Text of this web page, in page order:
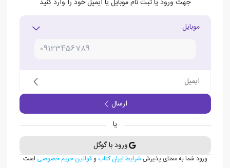
جهت ورود یا ثبت نام موبایل یا ایمیل خود را وارد کنید
موبایل
ایمیل
ارسال
یا
ورود با گوگل
ورود شما به معنای پذیرش شرایط ایران کتاب وقوانین حریم خصوصی است